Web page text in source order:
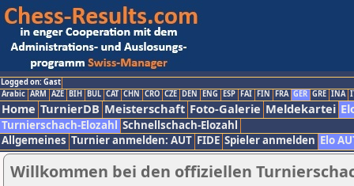
Logged on: Gast
Arabic ARM AZE BIH BUL CAT CHN CRO CZE DEN ENG ESP FAI FIN FRA GER GRE INA
Home TurnierDB Meisterschaft Foto-Galerie Meldekartei
Turnierschach-Elozahl Schnellschach-Elozahl
Allgemeines Turnier anmelden: AUT FIDE Spieler anmelden Elo
Willkommen bei den offiziellen